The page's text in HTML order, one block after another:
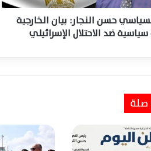
حسن النجار: بيان الخارجية
ضد الاحتلال الإسرائيلي
صلة